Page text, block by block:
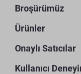
Broşürümüz
Ürünler
Onaylı Satıcılar
Kullanıcı